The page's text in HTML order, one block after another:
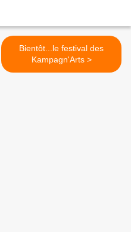
Bientôt...le festival des
Kampagn'Arts >